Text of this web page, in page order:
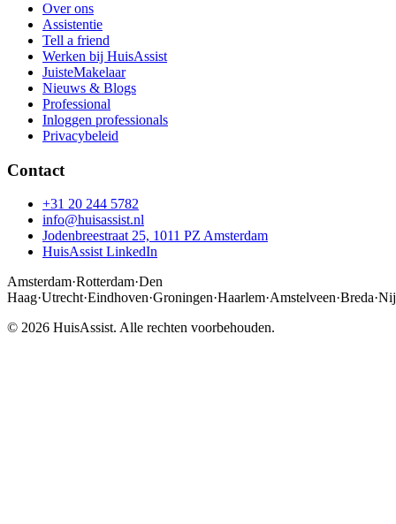
Over ons
Assistentie
Tell a friend
Werken bij HuisAssist
JuisteMakelaar
Nieuws & Blogs
Professional
Inloggen professionals
Privacybeleid
Contact
+31 20 244 5782
info@huisassist.nl
Jodenbreestraat 25, 1011 PZ Amsterdam
HuisAssist LinkedIn
Amsterdam·Rotterdam·Den
Haag·Utrecht·Eindhoven·Groningen·Haarlem·Amstelveen·Breda·
© 2026 HuisAssist. Alle rechten voorbehouden.